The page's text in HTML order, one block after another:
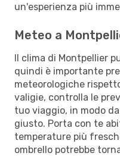
un'esperienza più
Meteo a
Il clima di Montpellier
quindi è importante
meteorologiche
valigie, controlla le
tuo viaggio, in modo
giusto. Porta con te
temperature più
ombrello potrebbe